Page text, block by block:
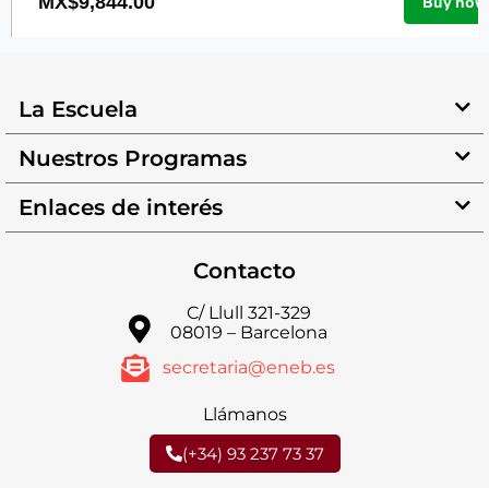
La Escuela
Nuestros Programas
Enlaces de interés
Contacto
C/ Llull 321-329
08019 – Barcelona
secretaria@eneb.es
Llámanos
(+34) 93 237 73 37